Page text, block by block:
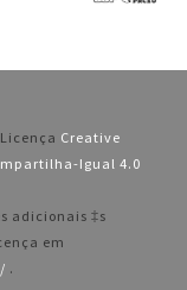
Creative
Igual 4.0
adicionais ‡s
em
.